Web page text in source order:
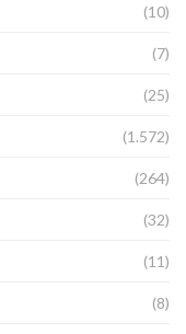
(10)
(7)
(25)
(1.572)
(264)
(32)
(11)
(8)